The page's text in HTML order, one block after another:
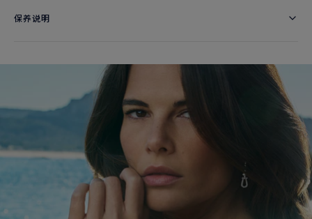
保养说明